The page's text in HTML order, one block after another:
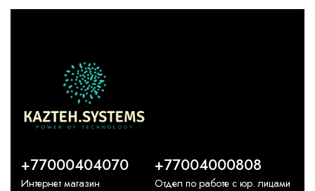
+77000404070
Интернет магазин
+77004000808
Отдел по работе с юр. лицами